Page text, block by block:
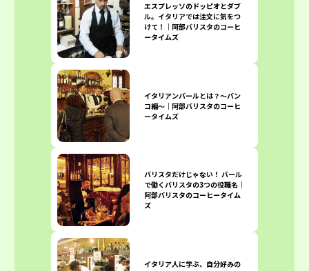
エスプレッソのドッピオとダブ
ル。イタリアでは注文に気をつ
けて！｜阿部バリスタのコーヒ
ータイムズ
イタリアンバールとは？〜バン
コ編〜｜阿部バリスタのコーヒ
ータイムズ
バリスタだけじゃない！ バール
で働くバリスタの3つの役職名｜
阿部バリスタのコーヒータイム
ズ
イタリア人に学ぶ、自分好みの